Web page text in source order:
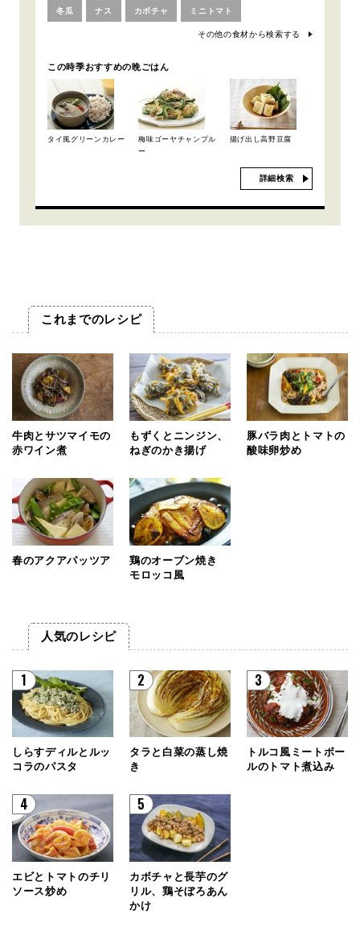
冬瓜 ナス カボチャ ミニトマト
その他の食材から検索する
この時季おすすめの晩ごはん
タイ風グリーンカレー
梅味ゴーヤチャンプル
ー
揚げ出し高野豆腐
詳細検索
これまでのレシピ
牛肉とサツマイモの
赤ワイン煮
もずくとニンジン、
ねぎのかき揚げ
豚バラ肉とトマトの
酸味卵炒め
春のアクアパッツア
鶏のオーブン焼き
モロッコ風
人気のレシピ
1
しらすディルとルッ
コラのパスタ
2
タラと白菜の蒸し焼
き
3
トルコ風ミートボー
ルのトマト煮込み
4
エビとトマトのチリ
ソース炒め
5
カボチャと長芋のグ
リル、鶏そぼろあん
かけ